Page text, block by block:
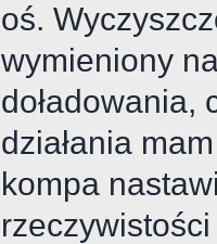
oś.
wymieniony
doładowania,
działania
kompa